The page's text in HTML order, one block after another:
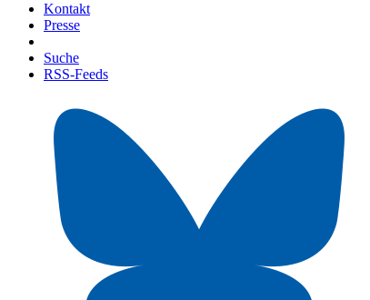
Kontakt
Presse
Suche
RSS-Feeds